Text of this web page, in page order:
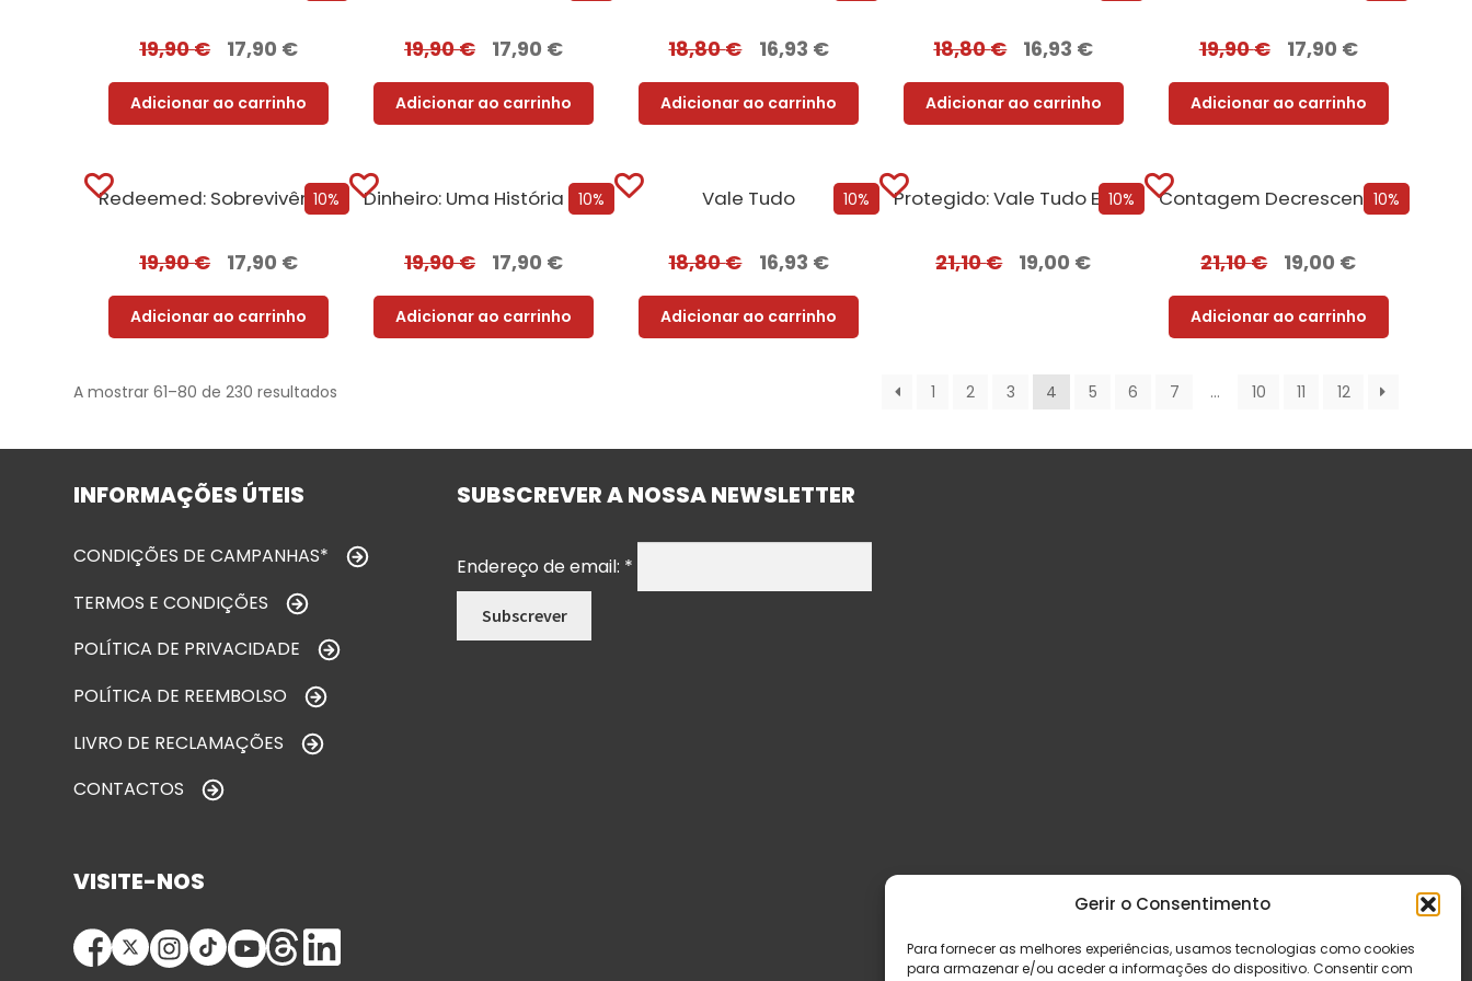
Gerir o Consentimento
Para fornecer as melhores experiências, usamos tecnologias como cookies
para armazenar e/ou aceder a informações do dispositivo. Consentir com
19,90€ 17,90 €
Adicionar ao carrinho
19,90€ 17,90 €
Adicionar ao carrinho
18,80€ 16,93 €
Adicionar ao carrinho
18,80€ 16,93 €
Adicionar ao carrinho
19,90€ 17,90 €
Adicionar ao carrinho
10%
Redeemed: Sobrevivência e Redenção + Oferta Prazer Proibido
19,90€ 17,90 €
Adicionar ao carrinho
10%
Dinheiro: Uma História da Humanidade
19,90€ 17,90 €
Adicionar ao carrinho
10%
Vale Tudo
18,80€ 16,93 €
Adicionar ao carrinho
10%
Protegido: Vale Tudo Edição com EDGES
21,10€ 19,00 €
10%
Contagem Decrescente Para o Verão
21,10€ 19,00 €
Adicionar ao carrinho
A mostrar 61–80 de 230 resultados 1 2 3 4 5 6 7 … 10 11 12
INFORMAÇÕES ÚTEIS
CONDIÇÕES DE CAMPANHAS*
TERMOS E CONDIÇÕES
POLÍTICA DE PRIVACIDADE
POLÍTICA DE REEMBOLSO
LIVRO DE RECLAMAÇÕES
CONTACTOS
SUBSCREVER A NOSSA NEWSLETTER
Endereço de email: *
VISITE-NOS